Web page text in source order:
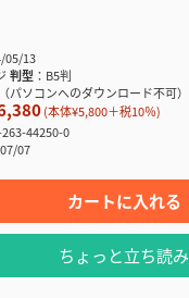
05/13
判型
B5判
パソコンへのダウンロード不可）
(本体¥5,800＋税10％)
44250-0
07
カートに入れる
ちょっと立ち読み